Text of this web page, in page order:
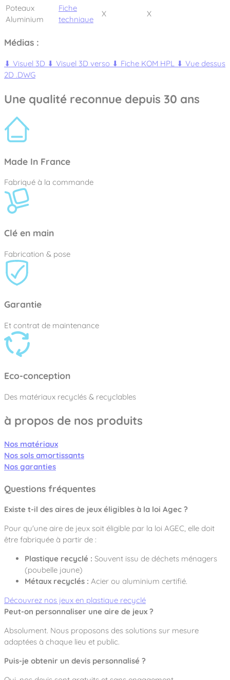
Poteaux
Aluminium
Fiche
technique
X X
Médias :
⬇ Visuel 3D ⬇ Visuel 3D verso ⬇ Fiche KOM HPL ⬇ Vue dessus
2D .DWG
Une qualité reconnue depuis 30 ans
Made In France
Fabriqué à la commande
Clé en main
Fabrication & pose
Garantie
Et contrat de maintenance
Eco-conception
Des matériaux recyclés & recyclables
à propos de nos produits
Nos matériaux
Nos sols amortissants
Nos garanties
Questions fréquentes
Existe t-il des aires de jeux éligibles à la loi Agec ?
Pour qu'une aire de jeux soit éligible par la loi AGEC, elle doit
être fabriquée à partir de :
Plastique recyclé : Souvent issu de déchets ménagers
(poubelle jaune)
Métaux recyclés : Acier ou aluminium certifié.
Découvrez nos jeux en plastique recyclé
Peut-on personnaliser une aire de jeux ?
Absolument. Nous proposons des solutions sur mesure
adaptées à chaque lieu et public.
Puis-je obtenir un devis personnalisé ?